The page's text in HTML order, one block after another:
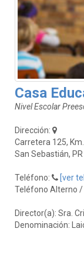
Casa
Nivel Escolar
Dirección:
Carretera 125,
San Sebastián,
Teléfono:
[ver
Teléfono Alterno /
Director(a): Sra.
Denominación: